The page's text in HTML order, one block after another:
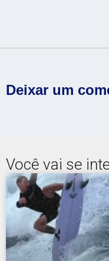
Deixar um
Você vai se